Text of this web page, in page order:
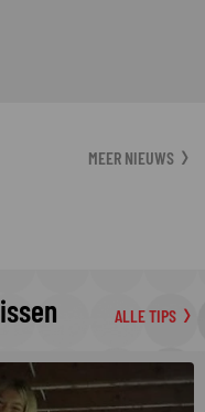
MEER NIEUWS
ALLE TIPS